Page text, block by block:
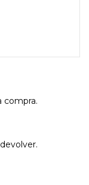
compra.